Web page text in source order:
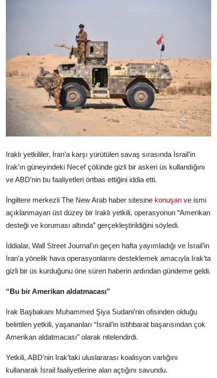
İletişim
Türkçe Kurdi
Iraklı yetkililer, İran’a karşı yürütülen savaş sırasında İsrail’in
Irak’ın güneyindeki Necef çölünde gizli bir askeri üs kullandığını
ve ABD’nin bu faaliyetleri örtbas ettiğini iddia etti.
İngiltere merkezli The New Arab haber sitesine konuşan ve ismi
açıklanmayan üst düzey bir Iraklı yetkili, operasyonun “Amerikan
desteği ve koruması altında” gerçekleştirildiğini söyledi.
İddialar, Wall Street Journal’ın geçen hafta yayımladığı ve İsrail’in
İran’a yönelik hava operasyonlarını desteklemek amacıyla Irak’ta
gizli bir üs kurduğunu öne süren haberin ardından gündeme geldi.
“Bu bir Amerikan aldatmacası”
Irak Başbakanı Muhammed Şiya Sudani’nin ofisinden olduğu
belirtilen yetkili, yaşananları “İsrail’in istihbarat başarısından çok
Amerikan aldatmacası” olarak nitelendirdi.
Yetkili, ABD’nin Irak’taki uluslararası koalisyon varlığını
kullanarak İsrail faaliyetlerine alan açtığını savundu.